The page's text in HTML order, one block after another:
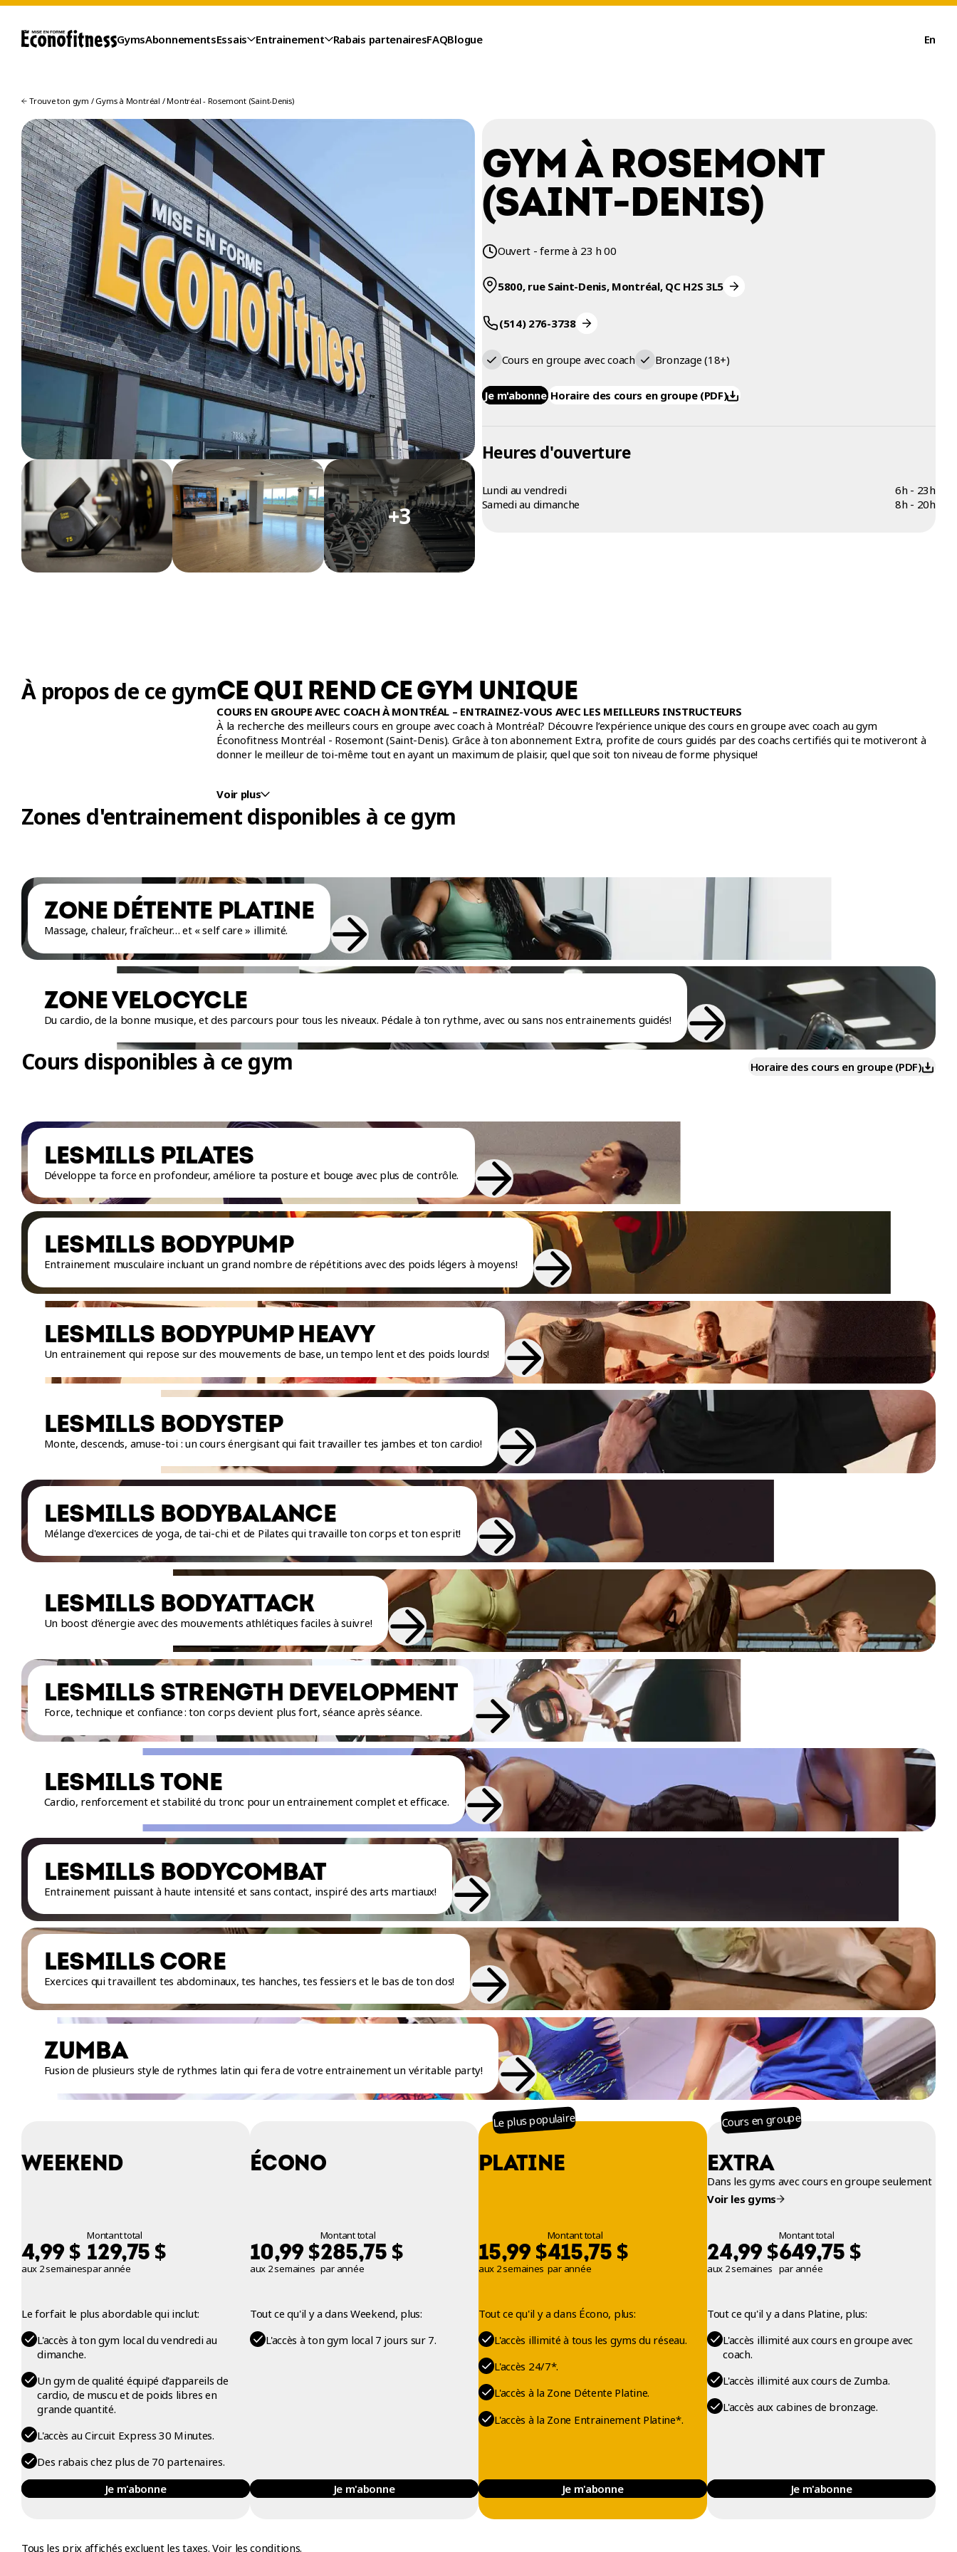
ESSAIS
ENTRAINEMENT
GymsAbonnementsEssais Entrainement Rabais partenairesFAQBlogue En
Trouve ton gym / Gyms à Montréal /Montréal - Rosemont (Saint-Denis)
+3
GYM À ROSEMONT
(SAINT-DENIS)
Ouvert - ferme à 23 h 00
5800, rue Saint-Denis, Montréal, QC H2S 3L5
(514) 276-3738
Cours en groupe avec coach Bronzage (18+)
Je m'abonne Horaire des cours en groupe (PDF)
Heures d'ouverture
Lundi au vendredi
6h - 23h
Samedi au dimanche
8h - 20h
À propos de ce gymCE QUI REND CE GYM UNIQUE
COURS EN GROUPE AVEC COACH À MONTRÉAL – ENTRAINEZ-VOUS AVEC LES MEILLEURS INSTRUCTEURS
À la recherche des meilleurs cours en groupe avec coach à Montréal? Découvre l’expérience unique des cours en groupe avec coach au gym
Éconofitness Montréal - Rosemont (Saint-Denis). Grâce à ton abonnement Extra, profite de cours guidés par des coachs certifiés qui te motiveront à
donner le meilleur de toi-même tout en ayant un maximum de plaisir, quel que soit ton niveau de forme physique!
et Zumba. Impossible de ne pas trouver l'entrainement dont tu as envie, avec près d'une dizaine de choix : LesMills PILATES, LesMills CORE, LesMills
BODYSTEP, LesMills BODYATTACK, LesMills BODYBALANCE, LesMills STRENGTH DEVELOPMENT, LesMills TONE et LesMills BODYCOMBAT.
Voir plus
Zones d'entrainement disponibles à ce gym
ZONE DÉTENTE PLATINE
Massage, chaleur, fraîcheur… et « self care » illimité.
ZONE VELOCYCLE
Du cardio, de la bonne musique, et des parcours pour tous les niveaux. Pédale à ton rythme, avec ou sans nos entrainements guidés!
Cours disponibles à ce gym Horaire des cours en groupe (PDF)
LESMILLS PILATES
Développe ta force en profondeur, améliore ta posture et bouge avec plus de contrôle.
LESMILLS BODYPUMP
Entrainement musculaire incluant un grand nombre de répétitions avec des poids légers à moyens!
LESMILLS BODYPUMP HEAVY
Un entrainement qui repose sur des mouvements de base, un tempo lent et des poids lourds!
LESMILLS BODYSTEP
Monte, descends, amuse-toi : un cours énergisant qui fait travailler tes jambes et ton cardio!
LESMILLS BODYBALANCE
Mélange d'exercices de yoga, de tai-chi et de Pilates qui travaille ton corps et ton esprit!
LESMILLS BODYATTACK
Un boost d’énergie avec des mouvements athlétiques faciles à suivre!
LESMILLS STRENGTH DEVELOPMENT
Force, technique et confiance : ton corps devient plus fort, séance après séance.
LESMILLS TONE
Cardio, renforcement et stabilité du tronc pour un entrainement complet et efficace.
LESMILLS BODYCOMBAT
Entrainement puissant à haute intensité et sans contact, inspiré des arts martiaux!
LESMILLS CORE
Exercices qui travaillent tes abdominaux, tes hanches, tes fessiers et le bas de ton dos!
ZUMBA
Fusion de plusieurs style de rythmes latin qui fera de votre entrainement un véritable party!
WEEKEND
4,99$
aux 2 semaines
Montant total
129,75 $
par année
Le forfait le plus abordable qui inclut:
L'accès à ton gym local du vendredi au
dimanche.
Un gym de qualité équipé d'appareils de
cardio, de muscu et de poids libres en
grande quantité.
L'accès au Circuit Express 30 Minutes.
Des rabais chez plus de 70 partenaires.
Je m'abonne
ÉCONO
10,99$
aux 2 semaines
Montant total
285,75 $
par année
Tout ce qu'il y a dans Weekend, plus:
L'accès à ton gym local 7 jours sur 7.
Je m'abonne
Le plus populaire
PLATINE
15,99$
aux 2 semaines
Montant total
415,75 $
par année
Tout ce qu'il y a dans Écono, plus:
L'accès illimité à tous les gyms du réseau.
L'accès 24/7*.
L'accès à la Zone Détente Platine.
L'accès à la Zone Entrainement Platine*.
Je m'abonne
Cours en groupe
EXTRA
Dans les gyms avec cours en groupe seulement
Voir les gyms
24,99$
aux 2 semaines
Montant total
649,75 $
par année
Tout ce qu'il y a dans Platine, plus:
L'accès illimité aux cours en groupe avec
coach.
L'accès illimité aux cours de Zumba.
L'accès aux cabines de bronzage.
Je m'abonne
Tous les prix affichés excluent les taxes.Voir les conditions.